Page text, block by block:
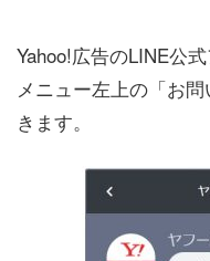
Yahoo!広告のLINE公
メニュー左上の「お
きます。